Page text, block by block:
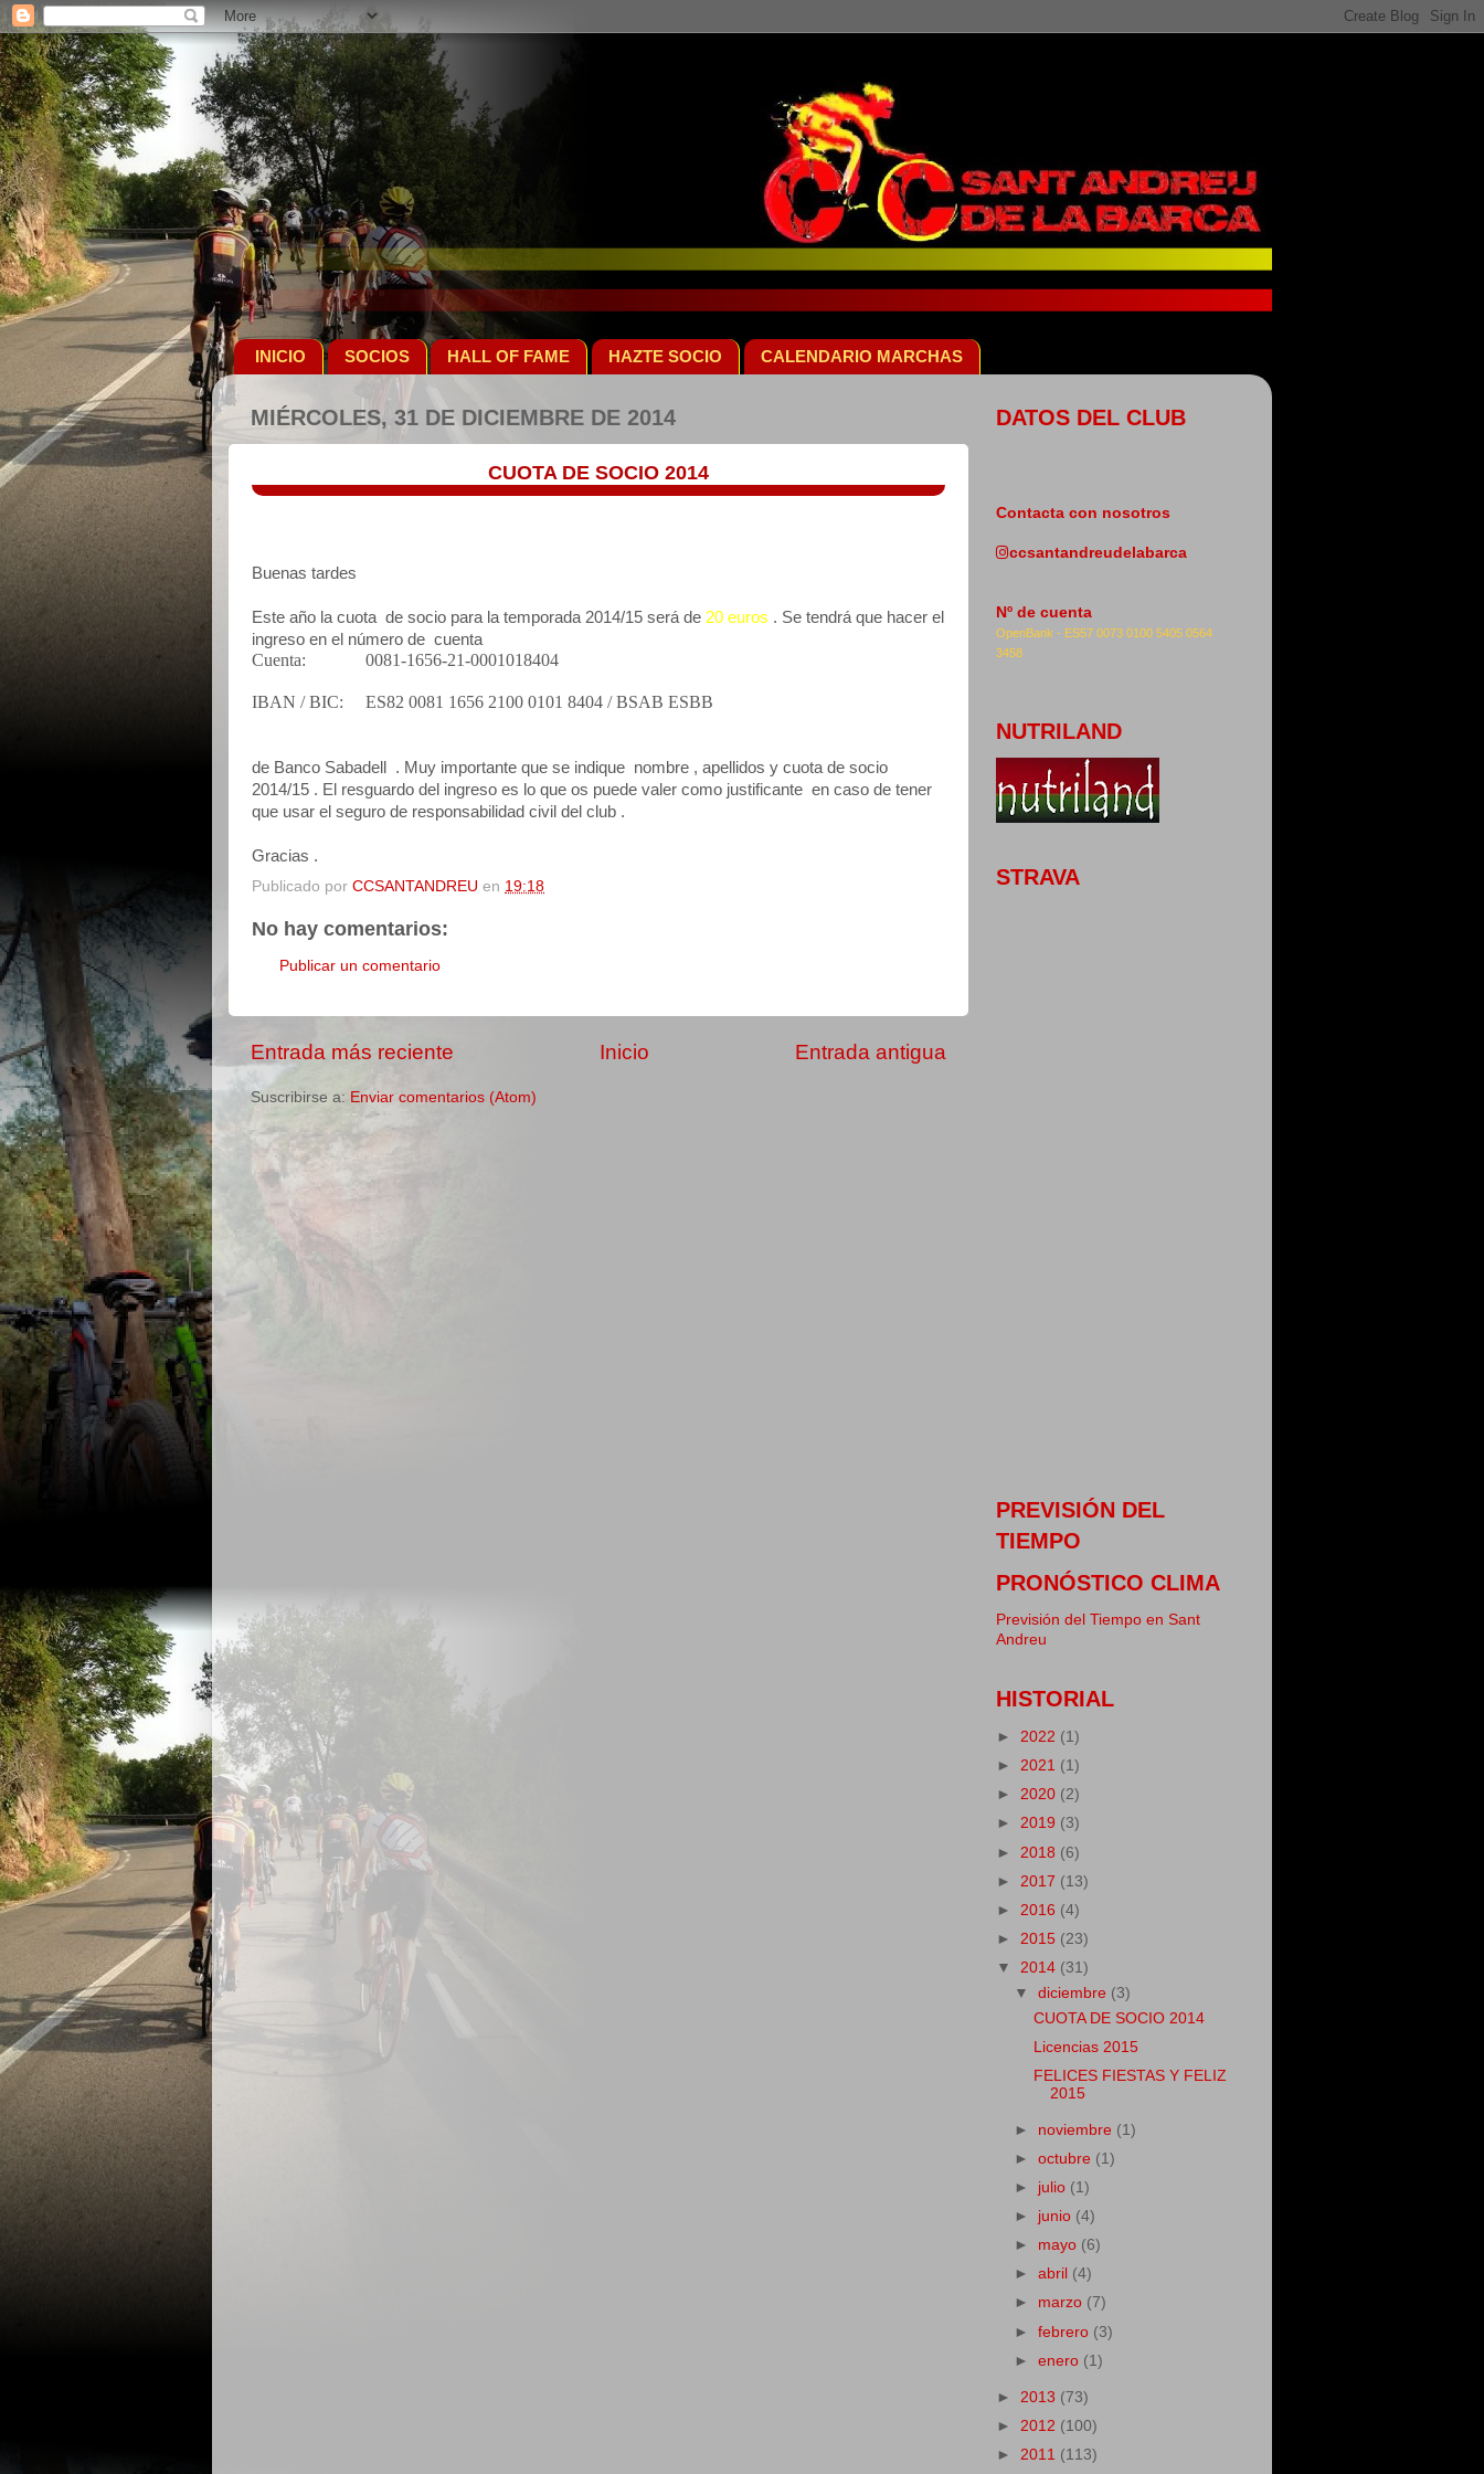
INICIO SOCIOS HALL OF FAME HAZTE SOCIO CALENDARIO MARCHAS
MIÉRCOLES, 31 DE DICIEMBRE DE 2014
CUOTA DE SOCIO 2014
Buenas tardes
Este año la cuota de socio para la temporada 2014/15 será de 20 euros . Se tendrá que hacer el
ingreso en el número de cuenta
Cuenta: 0081-1656-21-0001018404
IBAN / BIC: ES82 0081 1656 2100 0101 8404 / BSAB ESBB
de Banco Sabadell . Muy importante que se indique nombre , apellidos y cuota de socio
2014/15 . El resguardo del ingreso es lo que os puede valer como justificante en caso de tener
que usar el seguro de responsabilidad civil del club .
Gracias .
Publicado por CCSANTANDREU en 19:18
No hay comentarios:
Publicar un comentario
Entrada más reciente Entrada antigua
Inicio
Suscribirse a: Enviar comentarios (Atom)
DATOS DEL CLUB
Contacta con nosotros
ccsantandreudelabarca
Nº de cuenta
OpenBank - ES57 0073 0100 5405 0564
3458
NUTRILAND
STRAVA
PREVISIÓN DEL
TIEMPO
PRONÓSTICO CLIMA
Previsión del Tiempo en Sant
Andreu
HISTORIAL
► 2022 (1)
► 2021 (1)
► 2020 (2)
► 2019 (3)
► 2018 (6)
► 2017 (13)
► 2016 (4)
► 2015 (23)
▼ 2014 (31)
▼diciembre (3)
CUOTA DE SOCIO 2014
Licencias 2015
FELICES FIESTAS Y FELIZ
2015
► noviembre (1)
►octubre (1)
► julio (1)
► junio (4)
► mayo (6)
►abril (4)
► marzo (7)
►febrero (3)
►enero (1)
► 2013 (73)
► 2012 (100)
► 2011 (113)